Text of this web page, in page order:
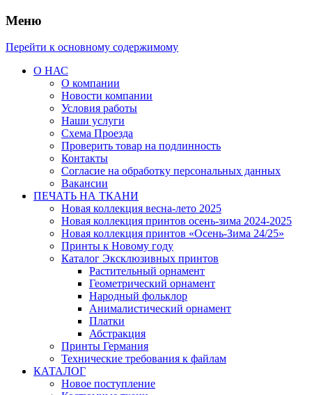
Меню
Перейти к основному содержимому
О НАС
О компании
Новости компании
Условия работы
Наши услуги
Схема Проезда
Проверить товар на подлинность
Контакты
Согласие на обработку персональных данных
Вакансии
ПЕЧАТЬ НА ТКАНИ
Новая коллекция весна-лето 2025
Новая коллекция принтов осень-зима 2024-2025
Новая коллекция принтов «Осень-Зима 24/25»
Принты к Новому году
Каталог Эксклюзивных принтов
Растительный орнамент
Геометрический орнамент
Народный фольклор
Анималистический орнамент
Платки
Абстракция
Принты Германия
Технические требования к файлам
КАТАЛОГ
Новое поступление